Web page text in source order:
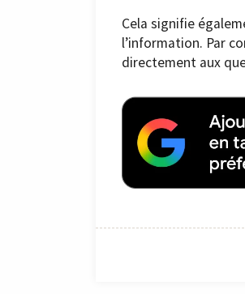
Cela signifie
l’information. Par
directement aux